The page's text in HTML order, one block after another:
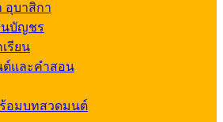
อุบาสิกา
นบัญชร
รียน
และคำสอน
อมบทสวดมนต์